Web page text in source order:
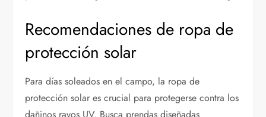
Recomendaciones de ropa de
protección solar
Para días soleados en el campo, la ropa de
protección solar es crucial para protegerse contra los
dañinos rayos UV. Busca prendas diseñadas